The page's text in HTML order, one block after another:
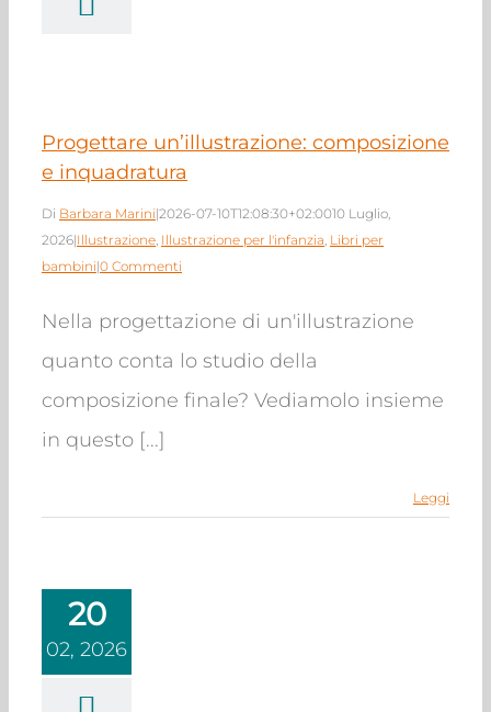
Progettare un’illustrazione: composizione
e inquadratura
Di Barbara Marini|2026-07-10T12:08:30+02:0010 Luglio,
2026|Illustrazione, Illustrazione per l'infanzia, Libri per
bambini|0 Commenti
Nella progettazione di un'illustrazione
quanto conta lo studio della
composizione finale? Vediamolo insieme
in questo [...]
Leggi
20
02, 2026
di un